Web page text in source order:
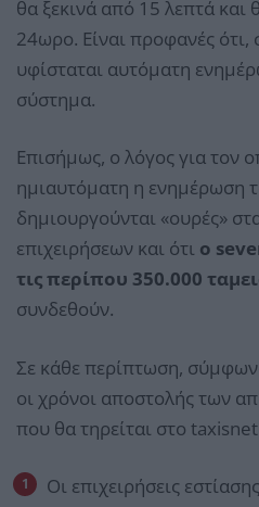
θα ξεκινά από 15 λεπτά και
24ωρο. Είναι προφανές
υφίσταται αυτόματη
σύστημα.
Επισήμως, ο λόγος για τον
ημιαυτόματη η ενημέρωση
δημιουργούνται «ουρές»
επιχειρήσεων και ότι ο
τις περίπου 350.000
συνδεθούν.
Σε κάθε περίπτωση,
οι χρόνοι αποστολής των
που θα τηρείται στο taxisnet
Οι επιχειρήσεις